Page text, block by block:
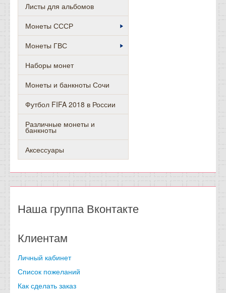
Листы для альбомов
Монеты СССР
Монеты ГВС
Наборы монет
Монеты и банкноты Сочи
Футбол FIFA 2018 в России
Различные монеты и
банкноты
Аксессуары
Наша группа Вконтакте
Клиентам
Личный кабинет
Список пожеланий
Как сделать заказ